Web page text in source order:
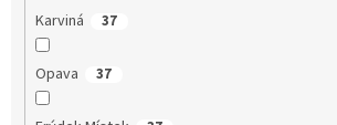
Karviná 37
Opava 37